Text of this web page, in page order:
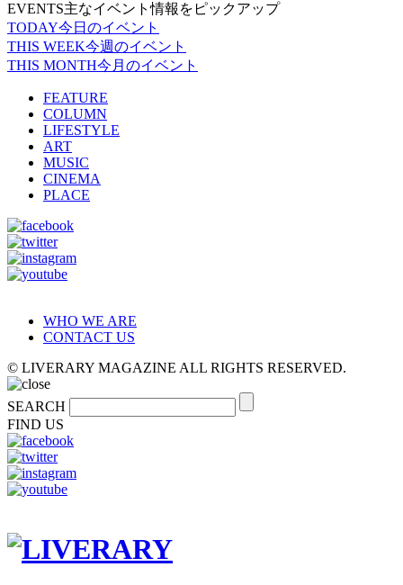
EVENTS主なイベント情報をピックアップ
TODAY今日のイベント
THIS WEEK今週のイベント
THIS MONTH今月のイベント
FEATURE
COLUMN
LIFESTYLE
ART
MUSIC
CINEMA
PLACE
WHO WE ARE
CONTACT US
© LIVERARY MAGAZINE ALL RIGHTS RESERVED.
SEARCH
FIND US